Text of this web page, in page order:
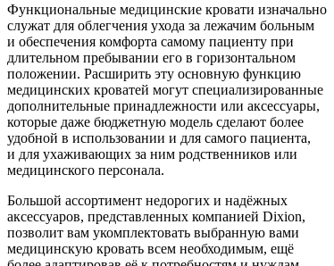
Функциональные медицинские кровати изначально
служат для облегчения ухода за лежачим больным
и обеспечения комфорта самому пациенту при
длительном пребывании его в горизонтальном
положении. Расширить эту основную функцию
медицинских кроватей могут специализированные
дополнительные принадлежности или аксессуары,
которые даже бюджетную модель сделают более
удобной в использовании и для самого пациента,
и для ухаживающих за ним родственников или
медицинского персонала.
Большой ассортимент недорогих и надёжных
аксессуаров, представленных компанией Dixion,
позволит вам укомплектовать выбранную вами
медицинскую кровать всем необходимым, ещё